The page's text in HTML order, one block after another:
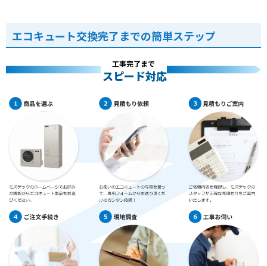
エコキュート交換完了までの簡単ステップ
工事完了まで
スピード対応